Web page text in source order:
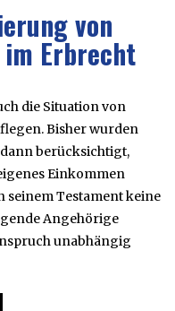
von
Erbrecht
die Situation von
Bisher wurden
berücksichtigt,
Einkommen
seinem Testament keine
Angehörige
unabhängig